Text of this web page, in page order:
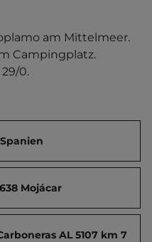
am Mittelmeer.
Campingplatz.
0.
Spanien
Mojácar
AL 5107 km 7